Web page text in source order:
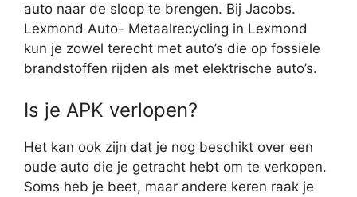
auto naar de sloop te brengen. Bij Jacobs.
Lexmond Auto- Metaalrecycling in Lexmond
kun je zowel terecht met auto’s die op fossiele
brandstoffen rijden als met elektrische auto’s.
Is je APK verlopen?
Het kan ook zijn dat je nog beschikt over een
oude auto die je getracht hebt om te verkopen.
Soms heb je beet, maar andere keren raak je